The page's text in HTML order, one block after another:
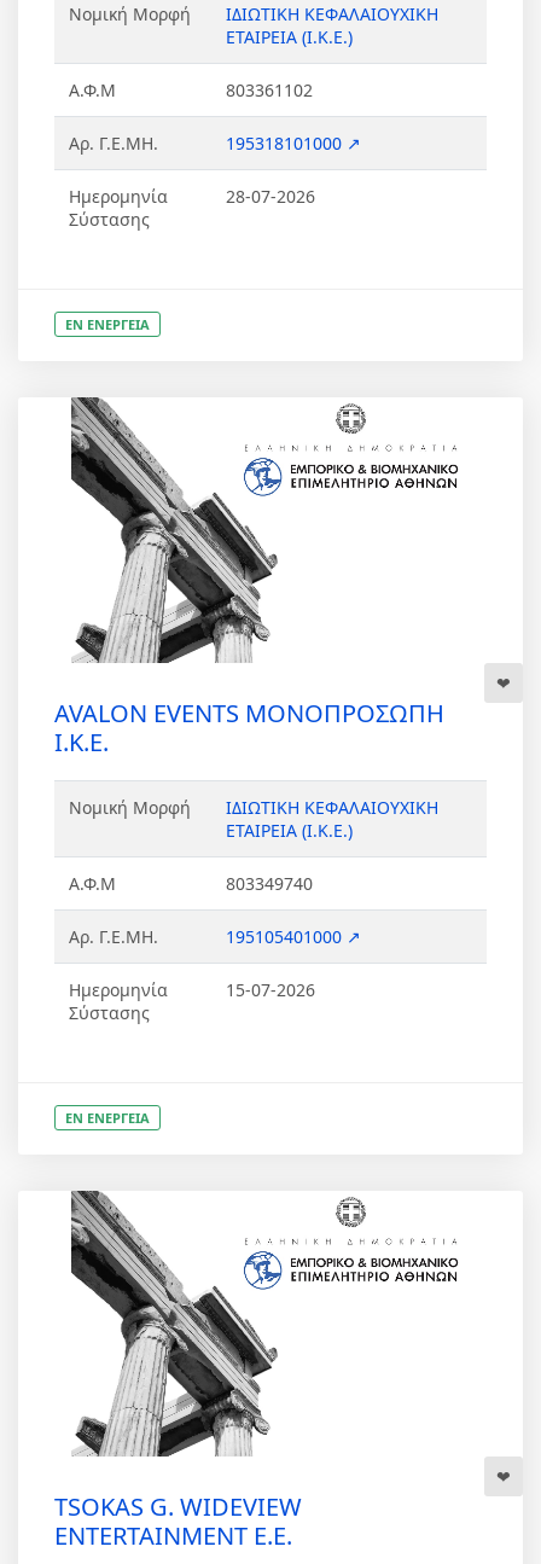
Νομική Μορφή
ΙΔΙΩΤΙΚΗ ΚΕΦΑΛΑΙΟΥΧΙΚΗ
ΕΤΑΙΡΕΙΑ (Ι.Κ.Ε.)
Α.Φ.Μ 803361102
Αρ. Γ.Ε.ΜΗ. 195318101000 ↗
Ημερομηνία
Σύστασης
28-07-2026
ΕΝ ΕΝΕΡΓΕΙΑ
AVALON EVENTS ΜΟΝΟΠΡΟΣΩΠΗ
Ι.Κ.Ε.
Νομική Μορφή
ΙΔΙΩΤΙΚΗ ΚΕΦΑΛΑΙΟΥΧΙΚΗ
ΕΤΑΙΡΕΙΑ (Ι.Κ.Ε.)
Α.Φ.Μ 803349740
Αρ. Γ.Ε.ΜΗ. 195105401000 ↗
Ημερομηνία
Σύστασης
15-07-2026
ΕΝ ΕΝΕΡΓΕΙΑ
TSOKAS G. WIDEVIEW
ENTERTAINMENT Ε.Ε.